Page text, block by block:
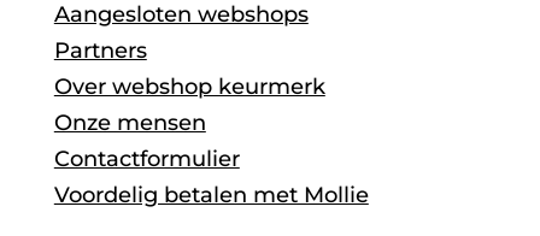
Aangesloten webshops
Partners
Over webshop keurmerk
Onze mensen
Contactformulier
Voordelig betalen met Mollie